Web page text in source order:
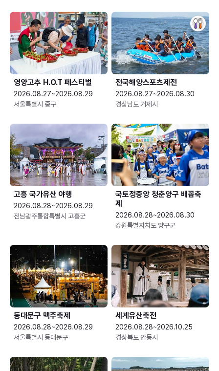
영양고추 H.O.T 페스티벌
2026.08.27~2026.08.29
서울특별시 중구
전국해양스포츠제전
2026.08.27~2026.08.30
경상남도 거제시
고흥 국가유산 야행
2026.08.28~2026.08.29
전남광주통합특별시 고흥군
국토정중앙 청춘양구 배꼽축
제
2026.08.28~2026.08.30
강원특별자치도 양구군
동대문구 맥주축제
2026.08.28~2026.08.29
서울특별시 동대문구
세계유산축전
2026.08.28~2026.10.25
경상북도 안동시